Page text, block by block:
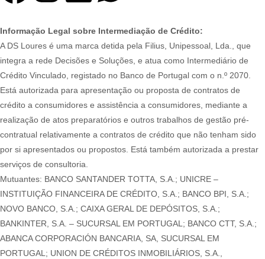
Informação Legal sobre Intermediação de Crédito:
A DS Loures é uma marca detida pela Filius, Unipessoal, Lda., que
integra a rede Decisões e Soluções, e atua como Intermediário de
Crédito Vinculado, registado no Banco de Portugal com o n.º 2070.
Está autorizada para apresentação ou proposta de contratos de
crédito a consumidores e assistência a consumidores, mediante a
realização de atos preparatórios e outros trabalhos de gestão pré-
contratual relativamente a contratos de crédito que não tenham sido
por si apresentados ou propostos. Está também autorizada a prestar
serviços de consultoria.
Mutuantes: BANCO SANTANDER TOTTA, S.A.; UNICRE –
INSTITUIÇÃO FINANCEIRA DE CRÉDITO, S.A.; BANCO BPI, S.A.;
NOVO BANCO, S.A.; CAIXA GERAL DE DEPÓSITOS, S.A.;
BANKINTER, S.A. – SUCURSAL EM PORTUGAL; BANCO CTT, S.A.;
ABANCA CORPORACIÓN BANCARIA, SA, SUCURSAL EM
PORTUGAL; UNION DE CRÉDITOS INMOBILIÁRIOS, S.A.,